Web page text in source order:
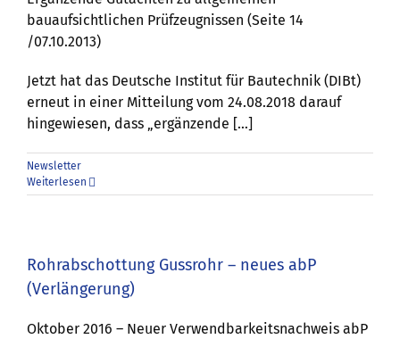
bauaufsichtlichen Prüfzeugnissen (Seite 14
/07.10.2013)
Jetzt hat das Deutsche Institut für Bautechnik (DIBt)
erneut in einer Mitteilung vom 24.08.2018 darauf
hingewiesen, dass „ergänzende […]
Newsletter
Weiterlesen
Rohrabschottung Gussrohr – neues abP
(Verlängerung)
Oktober 2016 – Neuer Verwendbarkeitsnachweis abP